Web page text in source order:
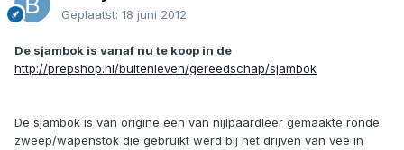
Geplaatst: 18 juni 2012
De sjambok is vanaf nu te koop in de
http://prepshop.nl/buitenleven/gereedschap/sjambok
De sjambok is van origine een van nijlpaardleer gemaakte ronde
zweep/wapenstok die gebruikt werd bij het drijven van vee in